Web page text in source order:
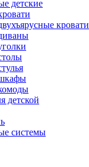
детские
кровати
детской
системы